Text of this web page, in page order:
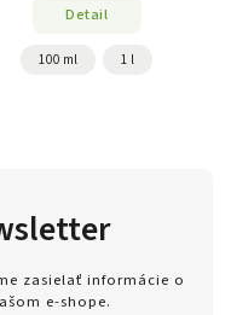
Detail
100 ml 1 l
zasielať informácie o
e-shope.